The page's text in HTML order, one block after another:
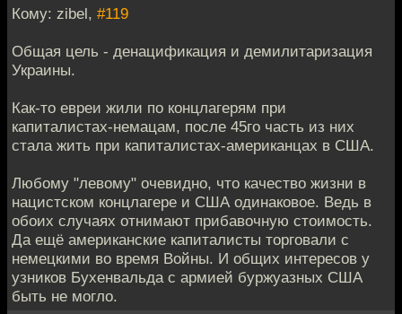
Кому: zibel, #119
Общая цель - денацификация и демилитаризация
Украины.
Как-то евреи жили по концлагерям при
капиталистах-немацам, после 45го часть из них
стала жить при капиталистах-американцах в США.
Любому "левому" очевидно, что качество жизни в
нацистском концлагере и США одинаковое. Ведь в
обоих случаях отнимают прибавочную стоимость.
Да ещё американские капиталисты торговали с
немецкими во время Войны. И общих интересов у
узников Бухенвальда с армией буржуазных США
быть не могло.